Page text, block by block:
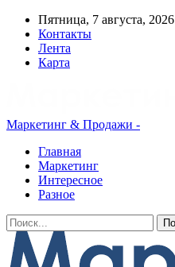
Пятница, 7 августа, 2026
Контакты
Лента
Карта
Маркетинг & Продажи -
Главная
Маркетинг
Интересное
Разное